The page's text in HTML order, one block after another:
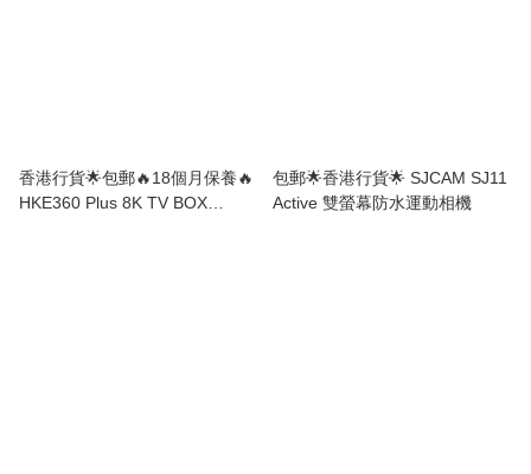
香港行貨🌟包郵🔥18個月保養🔥
HKE360 Plus 8K TV BOX
包郵🌟香港行貨🌟 SJCAM SJ11
Active 雙螢幕防水運動相機